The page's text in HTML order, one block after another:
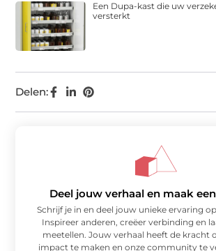
Delen:
Een Dupa-kast die uw
versterkt
Deel jouw verhaal en maak
Schrijf je in en deel jouw unieke ervaring
Inspireer anderen, creëer verbinding en
meetellen. Jouw verhaal heeft de kracht
impact te maken en onze community te